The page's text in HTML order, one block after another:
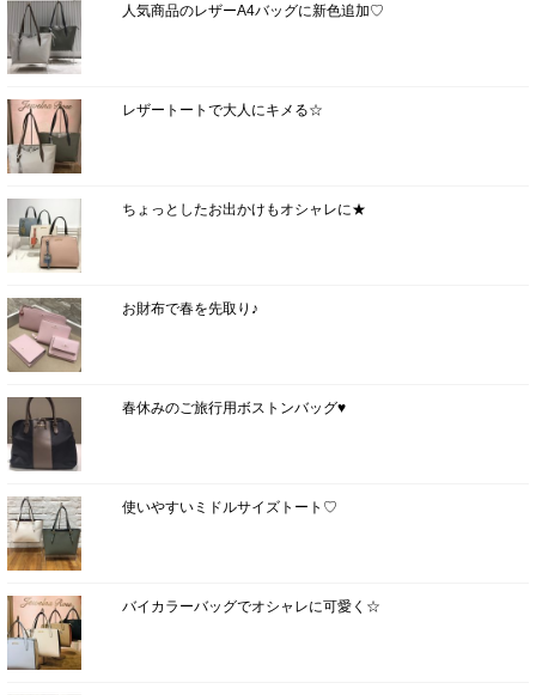
人気商品のレザーA4バッグに新色追加♡
レザートートで大人にキメる☆
ちょっとしたお出かけもオシャレに★
お財布で春を先取り♪
春休みのご旅行用ボストンバッグ♥
使いやすいミドルサイズトート♡
バイカラーバッグでオシャレに可愛く☆